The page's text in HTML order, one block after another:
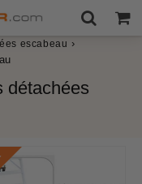
escabeau ›
détachées